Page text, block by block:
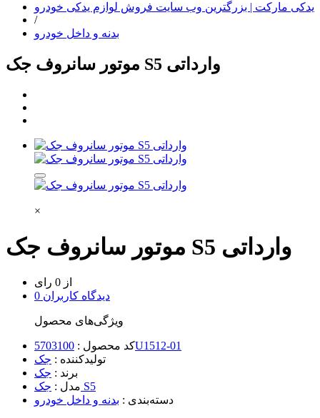
یدکی مارکت | بزرگترین وب سایت فروش لوازم یدکی خودرو
/
بدنه و داخل خودرو
موتور سانروف جک S5 وارداتی
×
موتور سانروف جک S5 وارداتی
از 0 رای
0 دیدگاه کاربران
ویژگی‌های محصول
کد محصول :5703100U1512-01
تولیدکننده : جک
برند : جک
مدل : جک S5
دسته‌بندی : بدنه و داخل خودرو